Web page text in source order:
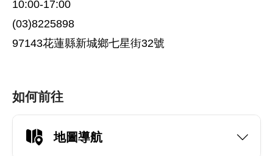
10:00-17:00
(03)8225898
97143花蓮縣新城鄉七星街32號
如何前往
地圖導航